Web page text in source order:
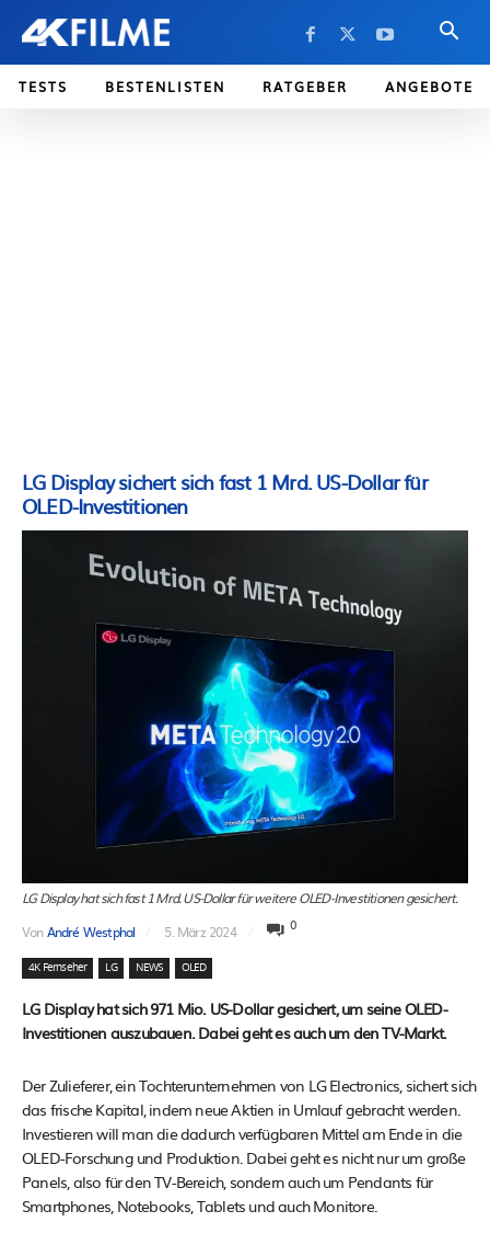
TESTS BESTENLISTEN RATGEBER ANGEBOTE
LG Display sichert sich fast 1 Mrd. US-Dollar für
OLED-Investitionen
LG Display hat sich fast 1 Mrd. US-Dollar für weitere OLED-Investitionen gesichert.
VonAndré Westphal 5. März 2024 0
4K Fernseher LG NEWS OLED
LG Display hat sich 971 Mio. US-Dollar gesichert, um seine OLED-
Investitionen auszubauen. Dabei geht es auch um den TV-Markt.
Der Zulieferer, ein Tochterunternehmen von LG Electronics, sichert sich
das frische Kapital, indem neue Aktien in Umlauf gebracht werden.
Investieren will man die dadurch verfügbaren Mittel am Ende in die
OLED-Forschung und Produktion. Dabei geht es nicht nur um große
Panels, also für den TV-Bereich, sondern auch um Pendants für
Smartphones, Notebooks, Tablets und auch Monitore.